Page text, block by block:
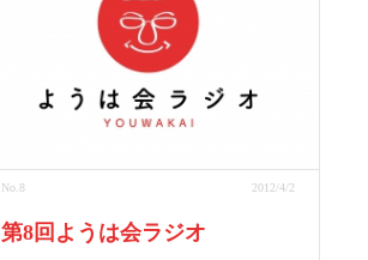
No.8 2012/4/2
第8回ようは会ラジオ